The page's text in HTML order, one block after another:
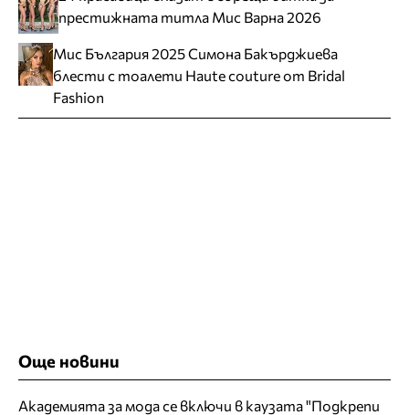
престижната титла Мис Варна 2026
Мис България 2025 Симона Бакърджиева
блести с тоалети Haute couture от Bridal
Fashion
Още новини
Академията за мода се включи в каузата "Подкрепи